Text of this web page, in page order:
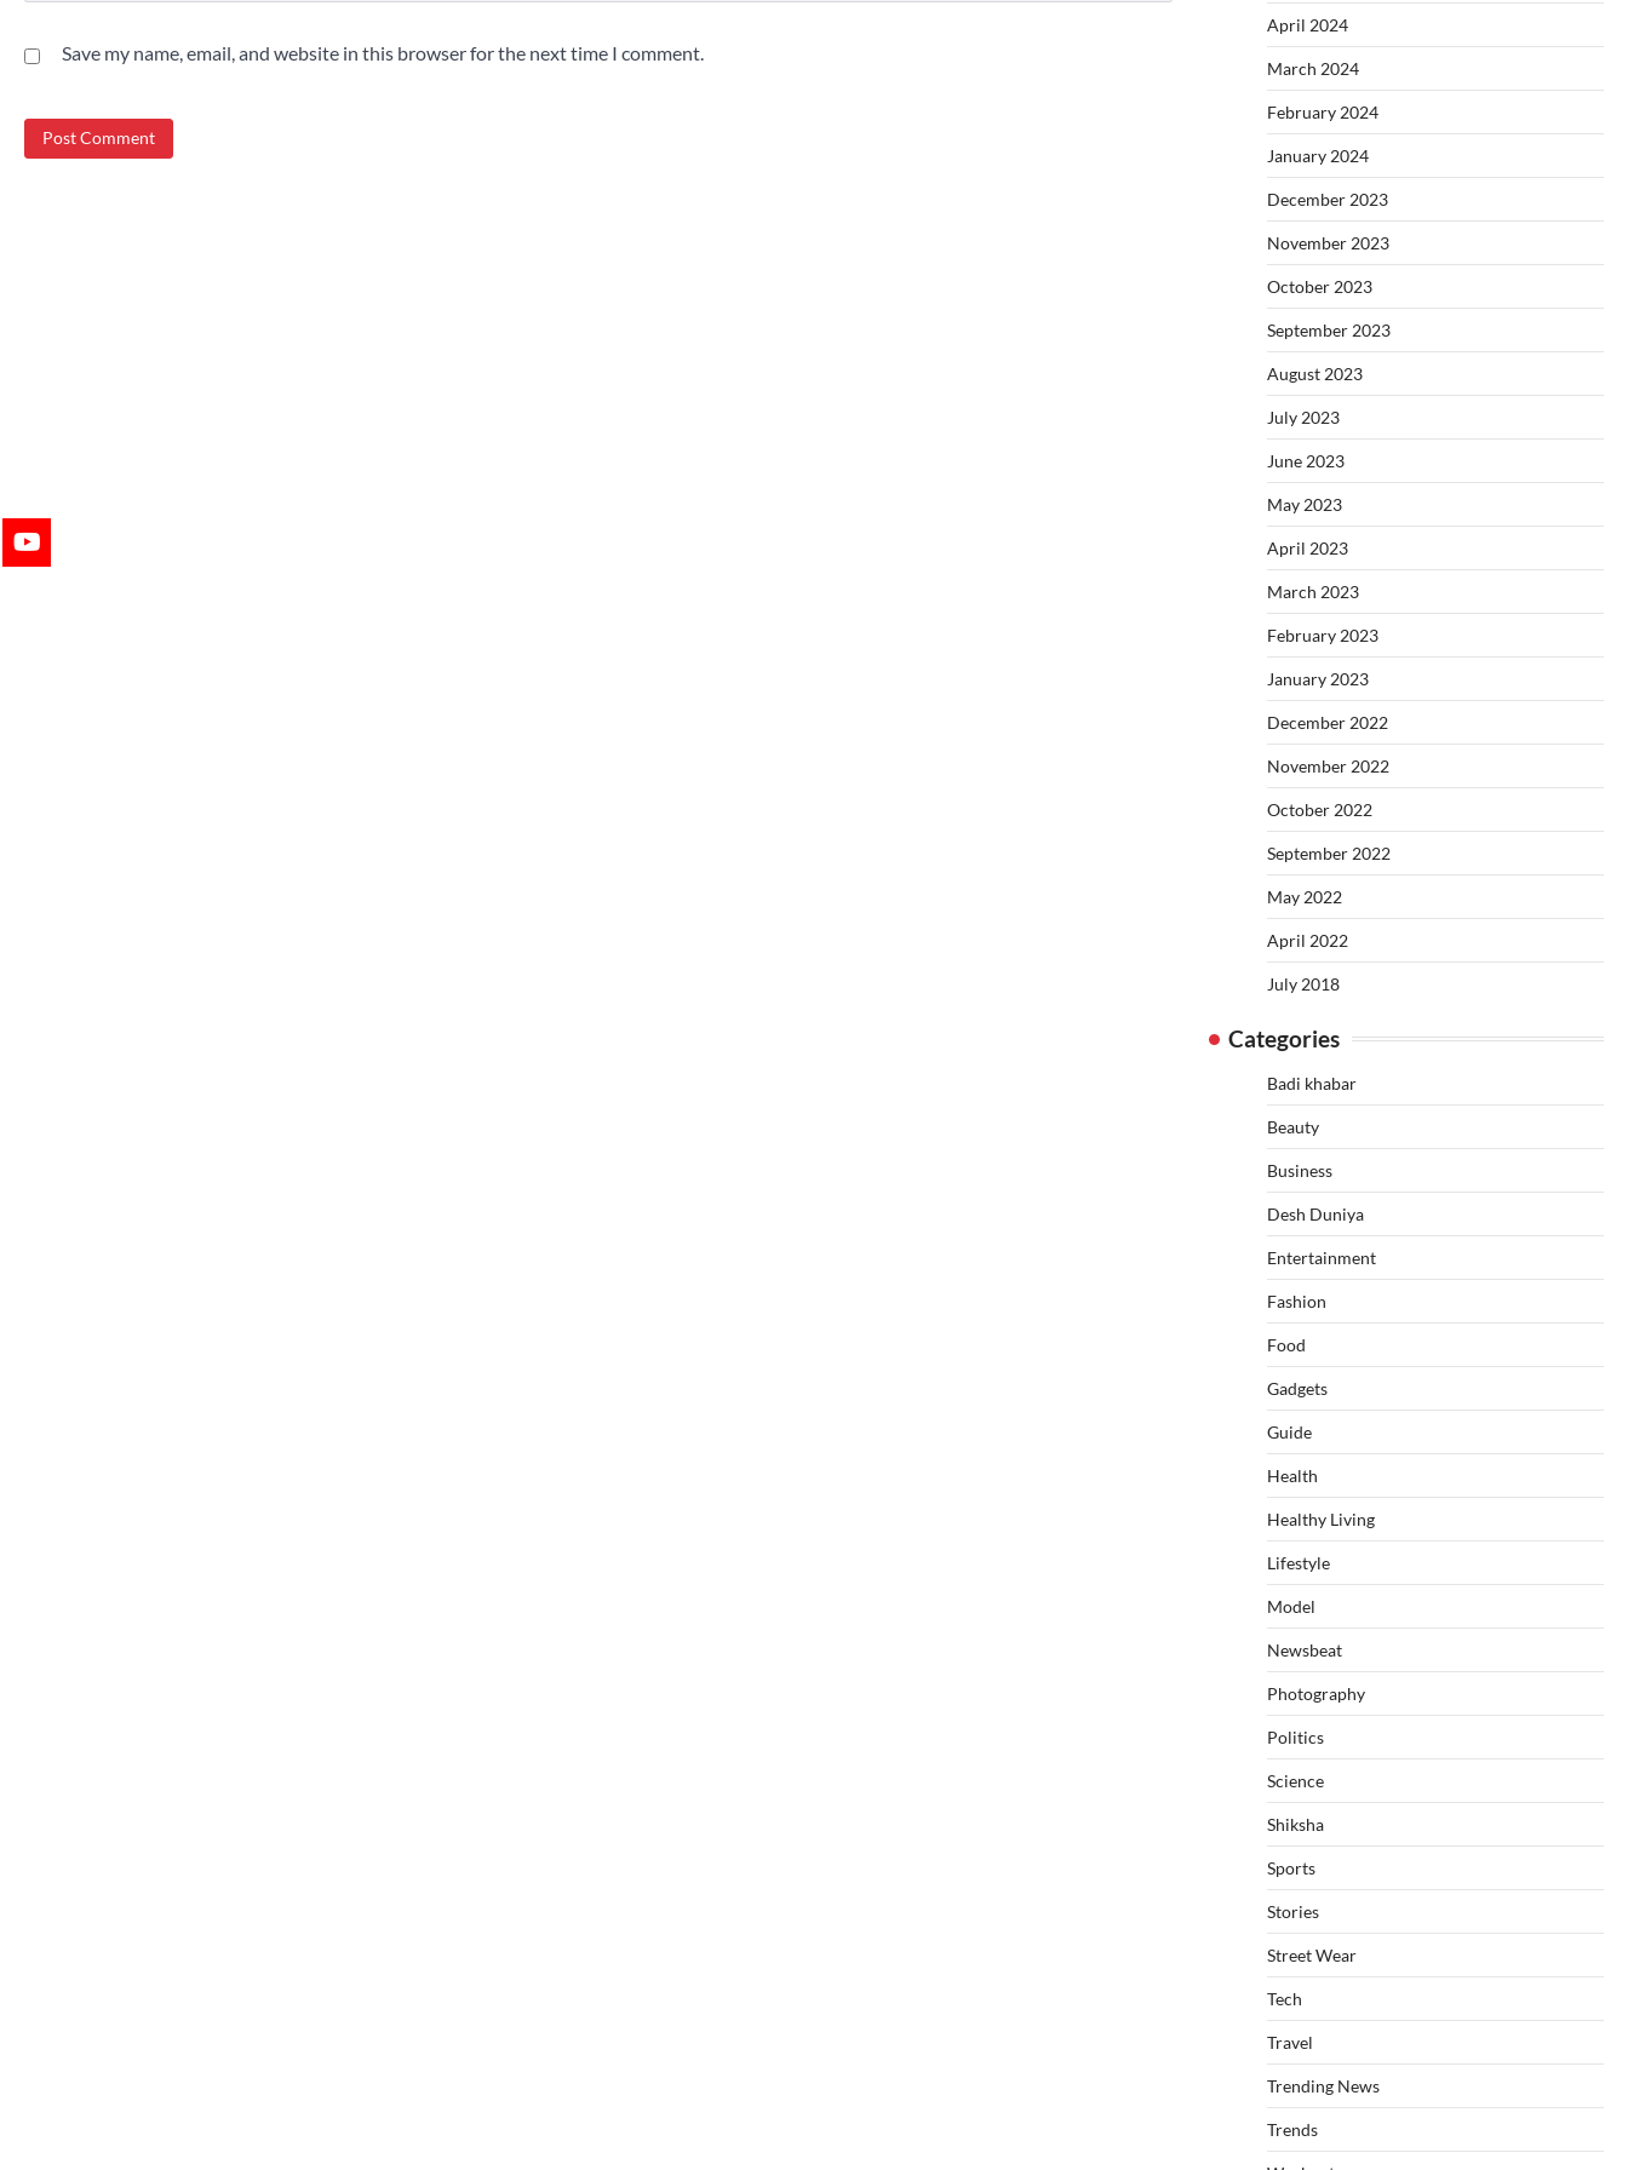
Save my name, email, and website in this browser for the next time I comment.
April 2024
March 2024
February 2024
January 2024
December 2023
November 2023
October 2023
September 2023
August 2023
July 2023
June 2023
May 2023
April 2023
March 2023
February 2023
January 2023
December 2022
November 2022
October 2022
September 2022
May 2022
April 2022
July 2018
Categories
Badi khabar
Beauty
Business
Desh Duniya
Entertainment
Fashion
Food
Gadgets
Guide
Health
Healthy Living
Lifestyle
Model
Newsbeat
Photography
Politics
Science
Shiksha
Sports
Stories
Street Wear
Tech
Travel
Trending News
Trends